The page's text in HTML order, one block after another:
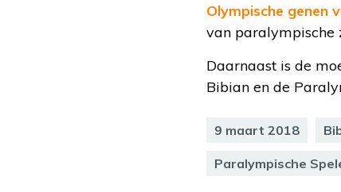
Olympische genen
van paralympische
Daarnaast is de
Bibian en de
9 maart 2018
Paralympische